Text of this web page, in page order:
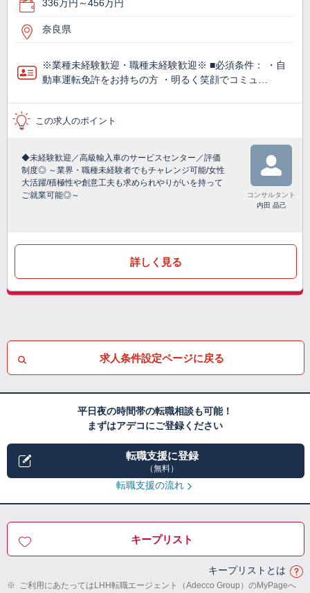
336万円～456万円
奈良県
※業種未経験歓迎・職種未経験歓迎※ ■必須条件： ・自
動車運転免許をお持ちの方 ・明るく笑顔でコミュ…
この求人のポイント
◆未経験歓迎／高級輸入車のサービスセンター／評価
制度◎ ～業界・職種未経験者でもチャレンジ可能/女性
大活躍/積極性や創意工夫も求められやりがいを持って
ご就業可能◎～
コンサルタント
内田 晶己
詳しく見る
求人条件設定ページに戻る
平日夜の時間帯の転職相談も可能！
まずはアデコにご登録ください
転職支援に登録
（無料）
転職支援の流れ
キープリスト
キープリストとは
※ ご利用にあたってはLHH転職エージェント（Adecco Group）のMyPageへ